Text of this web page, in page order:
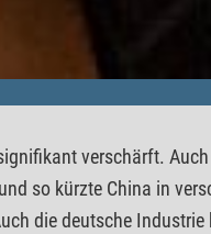
verschärft.
so kürzte China in
die deutsche